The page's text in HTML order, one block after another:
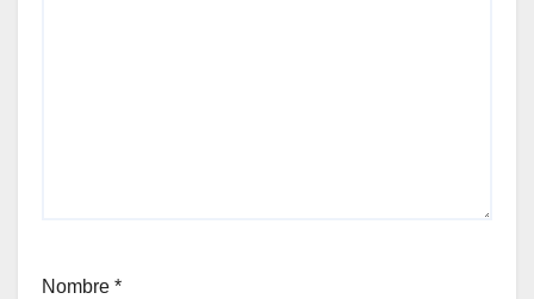
Nombre *